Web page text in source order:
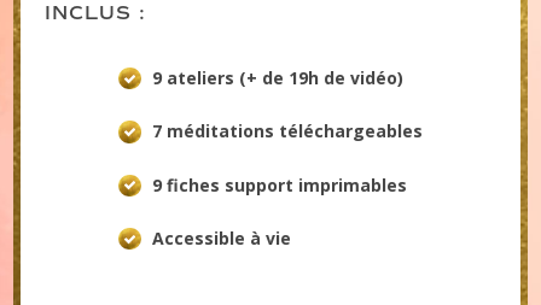
INCLUS :
9 ateliers (+ de 19h de vidéo)
7 méditations téléchargeables
9 fiches support imprimables
Accessible à vie